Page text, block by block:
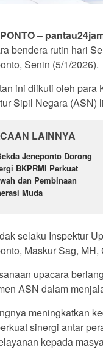
–
bendera rutin hari
Senin (5/1/2026).
ini diikuti oleh para
Sipil Negara (ASN)
LAINNYA
Jeneponto Dorong
BKPRMI Perkuat
dan Pembinaan
Muda
selaku Inspektur
Maskur Sag,
upacara
ASN dalam
meningkatkan
sinergi antar
kepada